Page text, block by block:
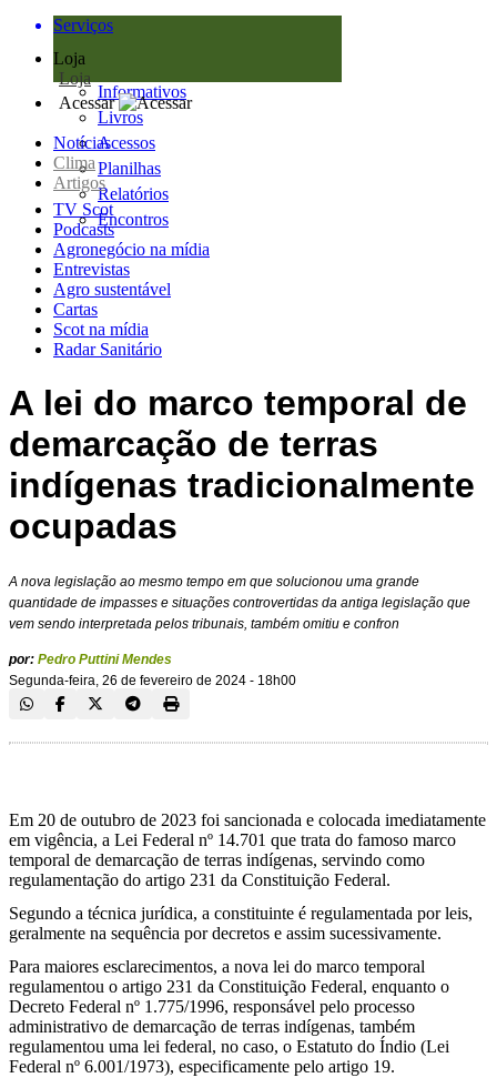
Serviços
Loja
Loja
Informativos
Livros
Acessos
Planilhas
Relatórios
Encontros
Acessar
Notícias
Clima
Artigos
TV Scot
Podcasts
Agronegócio na mídia
Entrevistas
Agro sustentável
Cartas
Scot na mídia
Radar Sanitário
A lei do marco temporal de
demarcação de terras
indígenas tradicionalmente
ocupadas
A nova legislação ao mesmo tempo em que solucionou uma grande
quantidade de impasses e situações controvertidas da antiga legislação que
vem sendo interpretada pelos tribunais, também omitiu e confron
por: Pedro Puttini Mendes
Segunda-feira, 26 de fevereiro de 2024 - 18h00
Em 20 de outubro de 2023 foi sancionada e colocada imediatamente
em vigência, a Lei Federal nº 14.701 que trata do famoso marco
temporal de demarcação de terras indígenas, servindo como
regulamentação do artigo 231 da Constituição Federal.
Segundo a técnica jurídica, a constituinte é regulamentada por leis,
geralmente na sequência por decretos e assim sucessivamente.
Para maiores esclarecimentos, a nova lei do marco temporal
regulamentou o artigo 231 da Constituição Federal, enquanto o
Decreto Federal nº 1.775/1996, responsável pelo processo
administrativo de demarcação de terras indígenas, também
regulamentou uma lei federal, no caso, o Estatuto do Índio (Lei
Federal nº 6.001/1973), especificamente pelo artigo 19.